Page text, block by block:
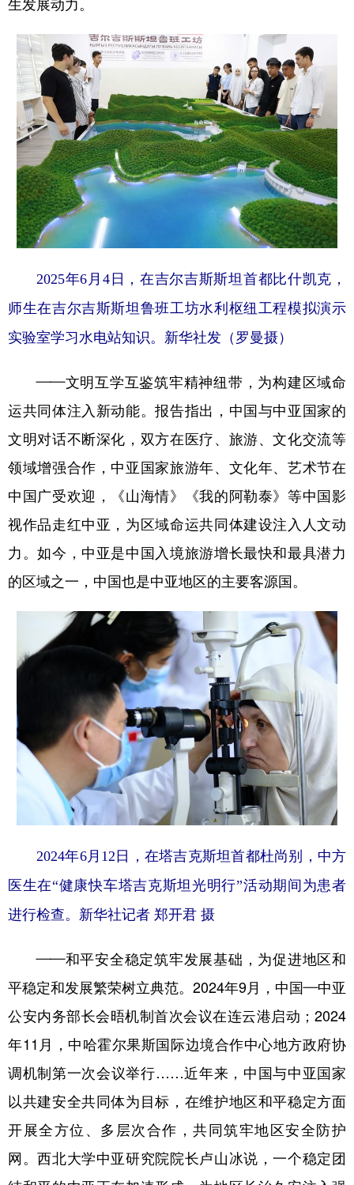
生发展动力。
2025年6月4日，在吉尔吉斯斯坦首都比什凯克，
师生在吉尔吉斯斯坦鲁班工坊水利枢纽工程模拟演示
实验室学习水电站知识。新华社发（罗曼摄）
——文明互学互鉴筑牢精神纽带，为构建区域命
运共同体注入新动能。报告指出，中国与中亚国家的
文明对话不断深化，双方在医疗、旅游、文化交流等
领域增强合作，中亚国家旅游年、文化年、艺术节在
中国广受欢迎，《山海情》《我的阿勒泰》等中国影
视作品走红中亚，为区域命运共同体建设注入人文动
力。如今，中亚是中国入境旅游增长最快和最具潜力
的区域之一，中国也是中亚地区的主要客源国。
2024年6月12日，在塔吉克斯坦首都杜尚别，中方
医生在“健康快车塔吉克斯坦光明行”活动期间为患者
进行检查。新华社记者 郑开君 摄
——和平安全稳定筑牢发展基础，为促进地区和
平稳定和发展繁荣树立典范。2024年9月，中国—中亚
公安内务部长会晤机制首次会议在连云港启动；2024
年11月，中哈霍尔果斯国际边境合作中心地方政府协
调机制第一次会议举行……近年来，中国与中亚国家
以共建安全共同体为目标，在维护地区和平稳定方面
开展全方位、多层次合作，共同筑牢地区安全防护
网。西北大学中亚研究院院长卢山冰说，一个稳定团